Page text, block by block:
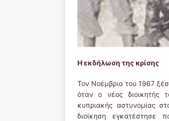
Η εκδήλωση της κρίσης
Τον Νοέμβριο του 1967
όταν ο νέος διοικητής
κυπριακής αστυνομίας
διοίκηση εγκατέστησε